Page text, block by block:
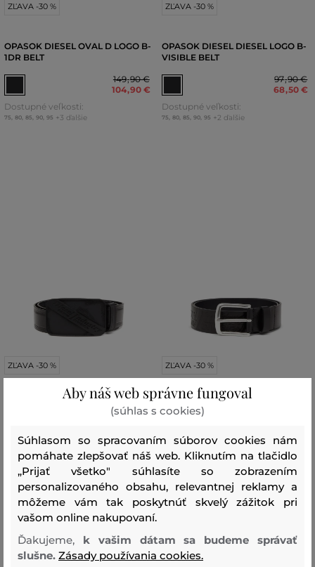
ZĽAVA -30 %
OPASOK DIESEL OVAL D LOGO B-
1DR BELT
149,90 €
104,90 €
Dostupné veľkosti:
75, 80, 85, 90, 95 +3 ďalšie
ZĽAVA -30 %
OPASOK DIESEL DIESEL LOGO B-
VISIBLE BELT
97,90 €
68,50 €
Dostupné veľkosti:
75, 80, 85, 90, 95 +2 ďalšie
ZĽAVA -30 %
OPASOK DIESEL DIESEL LOGO B-
209,90 €
Dostupné veľkosti:
85, 90 95, 100 +2 ďalšie
ZĽAVA -30 %
OPASOK DIESEL DIESEL LOGO B-
FLAG-D EMBOSSED BELT
134,90 €
Dostupné veľkosti:
75, 80, , 95 +2 ďalšie
Aby náš web správne fungoval
(súhlas s cookies)
Súhlasom so spracovaním súborov cookies nám
pomáhate zlepšovať náš web. Kliknutím na tlačidlo
„Prijať všetko" súhlasíte so zobrazením
personalizovaného obsahu, relevantnej reklamy a
môžeme vám tak poskytnúť skvelý zážitok pri
vašom online nakupovaní.
Ďakujeme, k vašim dátam sa budeme správať
slušne. Zásady používania cookies.